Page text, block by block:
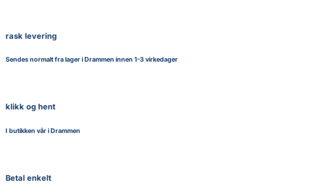
rask levering
Sendes normalt fra lager i Drammen innen 1-3 virkedager
klikk og hent
I butikken vår i Drammen
Betal enkelt